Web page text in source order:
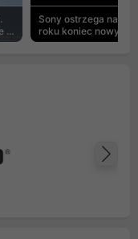
z
Sony ostrzega na
roku koniec nowych